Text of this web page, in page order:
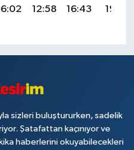
12:58 16:43 19:44
sizleri buluştururken, sadelik
Şatafattan kaçınıyor ve
haberlerini okuyabilecekleri